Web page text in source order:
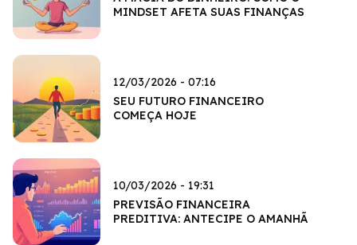
MINDSET AFETA SUAS FINANÇAS
12/03/2026 - 07:16
SEU FUTURO FINANCEIRO
COMEÇA HOJE
10/03/2026 - 19:31
PREVISÃO FINANCEIRA
PREDITIVA: ANTECIPE O AMANHÃ